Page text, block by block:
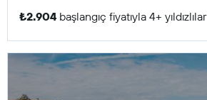
₺2.904 başlangıç fiyatıyla 4+ yıldızlılar